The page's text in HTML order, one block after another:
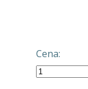
Cena: